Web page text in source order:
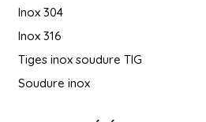
Inox 304
Inox 316
Tiges inox soudure TIG
Soudure inox